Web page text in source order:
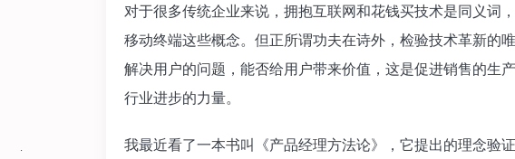
对于很多传统企业来说，拥抱互联网和花钱买技术是同义词
移动终端这些概念。但正所谓功夫在诗外，检验技术革新的
解决用户的问题，能否给用户带来价值，这是促进销售的生
行业进步的力量。
我最近看了一本书叫《产品经理方法论》，它提出的理念验